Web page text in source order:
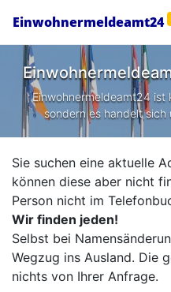
Einwohnermeldeamt24
Einwohnermeldeamt24 ist
sondern es handelt sich
Sie suchen eine aktuelle
können diese aber nicht
Person nicht im
Wir finden jeden!
Selbst bei
Wegzug ins Ausland. Die
nichts von Ihrer Anfrage.